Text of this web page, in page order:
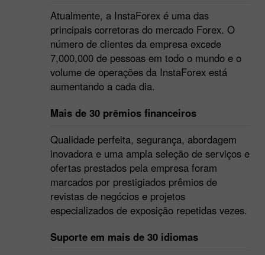
Atualmente, a InstaForex é uma das
principais corretoras do mercado Forex. O
número de clientes da empresa excede
7,000,000 de pessoas em todo o mundo e o
volume de operações da InstaForex está
aumentando a cada dia.
Mais de 30 prêmios financeiros
Qualidade perfeita, segurança, abordagem
inovadora e uma ampla seleção de serviços e
ofertas prestados pela empresa foram
marcados por prestigiados prêmios de
revistas de negócios e projetos
especializados de exposição repetidas vezes.
Suporte em mais de 30 idiomas